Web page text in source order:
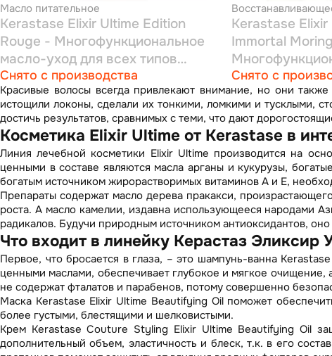
Масло питательное
Kerastase Elixir Ultime Edition
Rouge - Многофункциональное
масло-уход для всех типов
волос 100 мл
Снято с производства
Kerastase
Immortal
для для
100 мл
Снято с
Красивые волосы всегда привлекают внимание, но они
истощили локоны, сделали их тонкими, ломкими и тусклыми,
достичь результатов, сравнимых с теми, что дают
Косметика Elixir Ultime от Kerastase в
Линия лечебной косметики Elixir Ultime производится на
ценными в составе являются масла арганы и кукурузы,
богатым источником жирорастворимых витаминов А и Е,
Препараты содержат масло дерева пракакси,
роста. А масло камелии, издавна использующееся народами
радикалов. Будучи природным источником антиоксидантов,
Что входит в линейку Керастаз Эликсир
Первое, что бросается в глаза, – это шампунь-ванна
ценными маслами, обеспечивает глубокое и мягкое
не содержат фталатов и парабенов, потому совершенно
Маска Kerastase Elixir Ultime Beautifying Oilпоможет
более густыми, блестящими и шелковистыми.
Крем Kerastase Couture Styling Elixir Ultime Beautifying Oil
дополнительный объем, эластичность и блеск, т.к. в его